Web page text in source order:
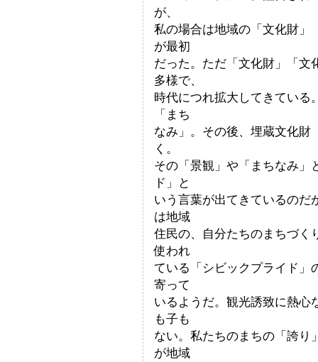
が、
私の場合は地域の「文化財」
が最初
だった。ただ「文化財」「文
多様で、
時代につれ拡大してきている
「まち
なみ」。その後、埋蔵文化財
く。
その「景観」や「まちなみ」
ド」と
いう言葉が出てきているのだ
は地域
住民の、自分たちのまちづく
使われ
ている「シビックプライド」
寄って
いるようだ。観光誘致に熱心
も子も
ない。私たちのまちの「誇り
が地域